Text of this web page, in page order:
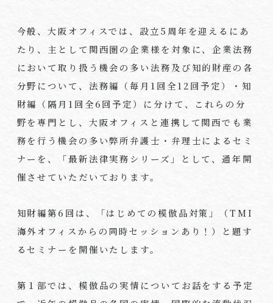
今般、大阪オフィスでは、設立5周年を迎えるにあ
たり、主として関西圏の企業様を対象に、企業法務
において取り扱う機会の多い法務及び知的財産の各
分野について、法務編（毎月1回全12回予定）・知
財編（隔月1回全6回予定）に分けて、これらの分
野を専門とし、大阪オフィスと連携して関西でも業
務を行う機会の多い弊所弁護士・弁理士によるセミ
ナーを、「最新法律実務シリーズ」として、通年開
催させていただいております。
知財編第6回は、「はじめての模倣品対策」（TMI
海外オフィスからの同時セッションあり！）と題す
るセミナーを開催いたします。
第１部では、模倣品の実情についてお話をする予定